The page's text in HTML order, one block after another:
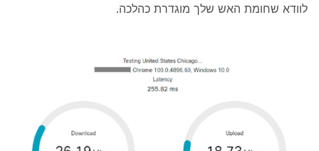
לוודא שחומת האש שלך מוגדרת כהלכה.